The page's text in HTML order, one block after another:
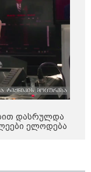
ეს 5 საქმე
შემოდგომის
ნიშნების
ვინ
დასრულდა
ელოდება